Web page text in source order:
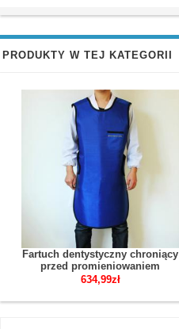
PRODUKTY W TEJ KATEGORII
Fartuch dentystyczny chroniący
przed promieniowaniem
rentgenowskim z paskiem
634,99zł